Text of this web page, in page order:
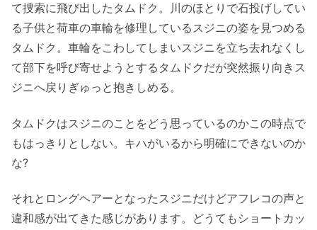
て捜索に飛び出したタムドク。川のほとりで石投げしてい
る子供と荷車の車輪を修理しているスジニの姿を見つめる
タムドク。車輪をこわしてしまいスジニを立ち去れなくし
て部下を呼び寄せようとするタムドクだが突然振り向きス
ジニへ戻りぎゅっと抱きしめる。
タムドクはスジニのことをどう思っているのかこの時点で
もはっきりとしない。キハがいるから明確にできないのか
な?
それとロングヘアーとなったスジニだけどアフレコの声と
違和感が出てきた感じがあります。どうてもショートカッ